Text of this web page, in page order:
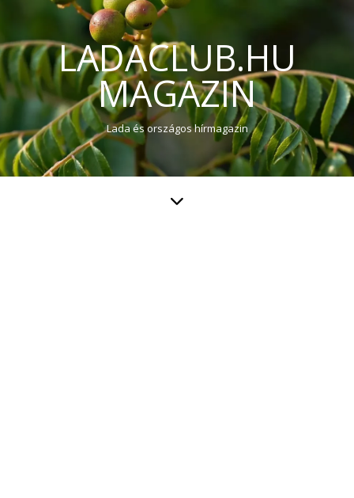
LADACLUB.HU
MAGAZIN
Lada és országos hírmagazin